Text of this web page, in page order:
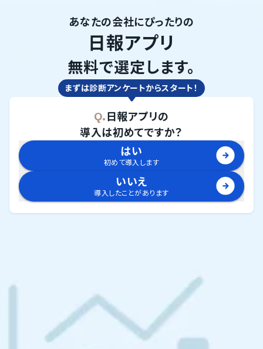
あなたの会社にぴったりの
日報アプリ
無料で選定します。
まずは診断アンケートからスタート！
Q.日報アプリの
導入は初めてですか？
はい
初めて導入します
いいえ
導入したことがあります